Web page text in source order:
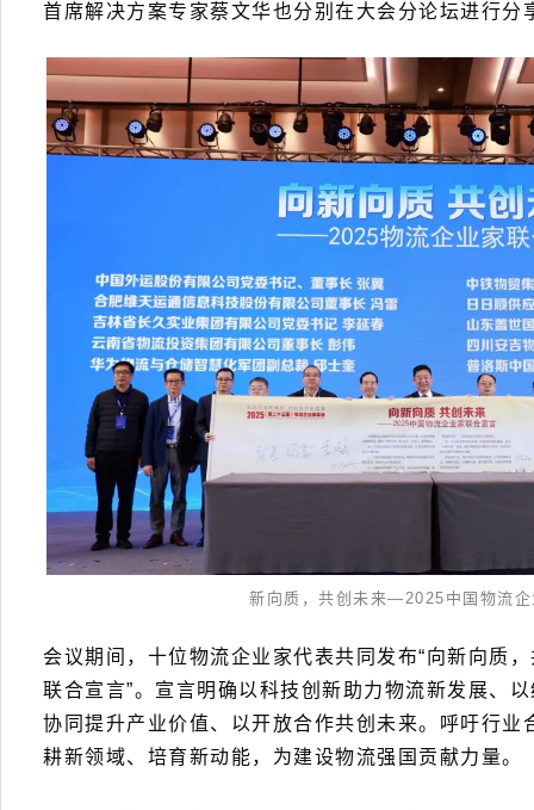
首席解决方案专家蔡文华也分别在大会分论坛进行分
新向质，共创未来—2025中国物流企
会议期间，十位物流企业家代表共同发布“向新向质
联合宣言”。宣言明确以科技创新助力物流新发展、
协同提升产业价值、以开放合作共创未来。呼吁行业
耕新领域、培育新动能，为建设物流强国贡献力量。